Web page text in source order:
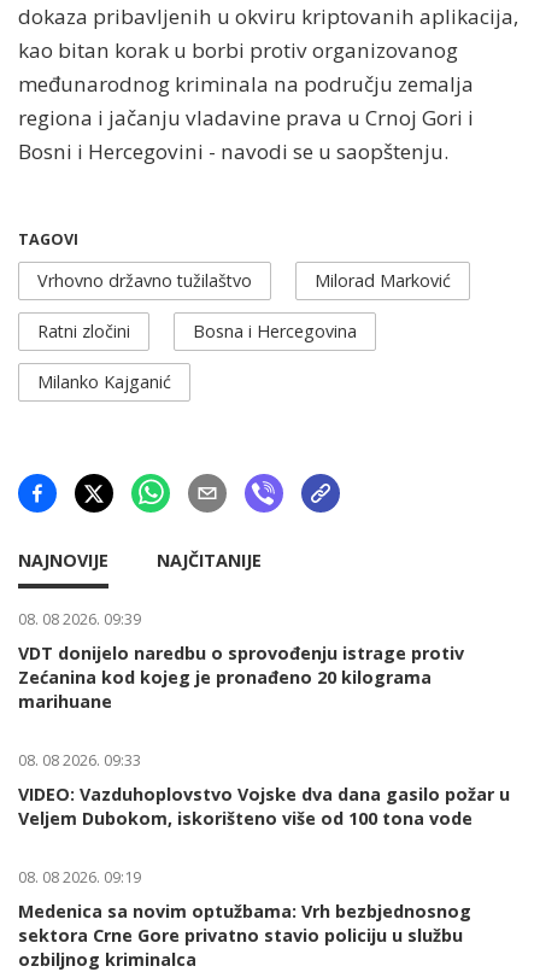
dokaza pribavljenih u okviru kriptovanih aplikacija,
kao bitan korak u borbi protiv organizovanog
međunarodnog kriminala na području zemalja
regiona i jačanju vladavine prava u Crnoj Gori i
Bosni i Hercegovini - navodi se u saopštenju.
TAGOVI
Vrhovno državno tužilaštvo Milorad Marković
Ratni zločini Bosna i Hercegovina
Milanko Kajganić
NAJNOVIJE NAJČITANIJE
08. 08 2026. 09:39
VDT donijelo naredbu o sprovođenju istrage protiv
Zećanina kod kojeg je pronađeno 20 kilograma
marihuane
08. 08 2026. 09:33
VIDEO: Vazduhoplovstvo Vojske dva dana gasilo požar u
Veljem Dubokom, iskorišteno više od 100 tona vode
08. 08 2026. 09:19
Medenica sa novim optužbama: Vrh bezbjednosnog
sektora Crne Gore privatno stavio policiju u službu
ozbiljnog kriminalca